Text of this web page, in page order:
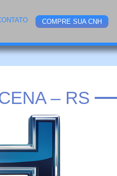
COMPRE SUA CNH
– RS